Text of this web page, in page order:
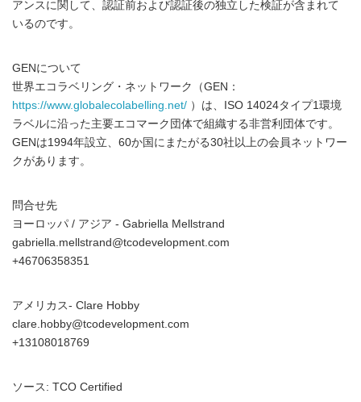
アンスに関して、認証前および認証後の独立した検証が含まれて
いるのです。
GENについて
世界エコラベリング・ネットワーク（GEN：
https://www.globalecolabelling.net/ ）は、ISO 14024タイプ1環境
ラベルに沿った主要エコマーク団体で組織する非営利団体です。
GENは1994年設立、60か国にまたがる30社以上の会員ネットワー
クがあります。
問合せ先
ヨーロッパ / アジア - Gabriella Mellstrand
gabriella.mellstrand@tcodevelopment.com
+46706358351
アメリカス- Clare Hobby
clare.hobby@tcodevelopment.com
+13108018769
ソース: TCO Certified